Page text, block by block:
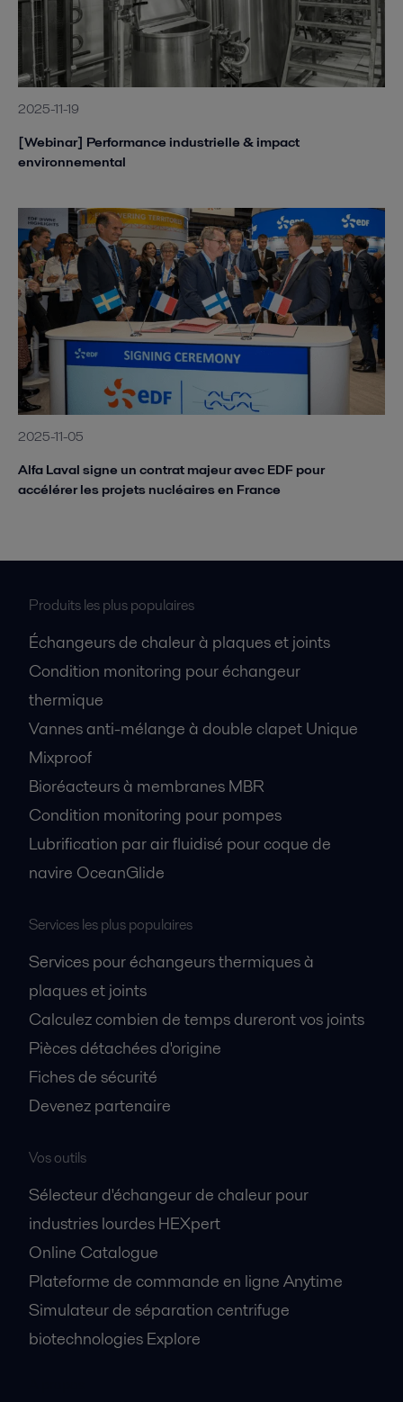
2025-11-19
[Webinar] Performance industrielle & impact
environnemental
2025-11-05
Alfa Laval signe un contrat majeur avec EDF pour
accélérer les projets nucléaires en France
Produits les plus populaires
Échangeurs de chaleur à plaques et joints
Condition monitoring pour échangeur
thermique
Vannes anti-mélange à double clapet Unique
Mixproof
Bioréacteurs à membranes MBR
Condition monitoring pour pompes
Lubrification par air fluidisé pour coque de
navire OceanGlide
Services les plus populaires
Services pour échangeurs thermiques à
plaques et joints
Calculez combien de temps dureront vos joints
Pièces détachées d'origine
Fiches de sécurité
Devenez partenaire
Vos outils
Sélecteur d'échangeur de chaleur pour
industries lourdes HEXpert
Online Catalogue
Plateforme de commande en ligne Anytime
Simulateur de séparation centrifuge
biotechnologies Explore